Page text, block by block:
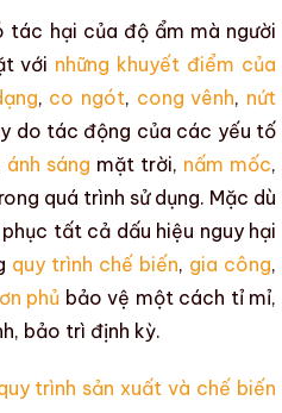
tác hại của độ ẩm mà người
với những khuyết điểm của
, co ngót, cong vênh, nứt
do tác động của các yếu tố
ánh sáng mặt trời, nấm mốc,
quá trình sử dụng. Mặc dù
tất cả dấu hiệu nguy hại
quy trình chế biến, gia công,
phủ bảo vệ một cách tỉ mỉ,
bảo trì định kỳ.
trình sản xuất và chế biến